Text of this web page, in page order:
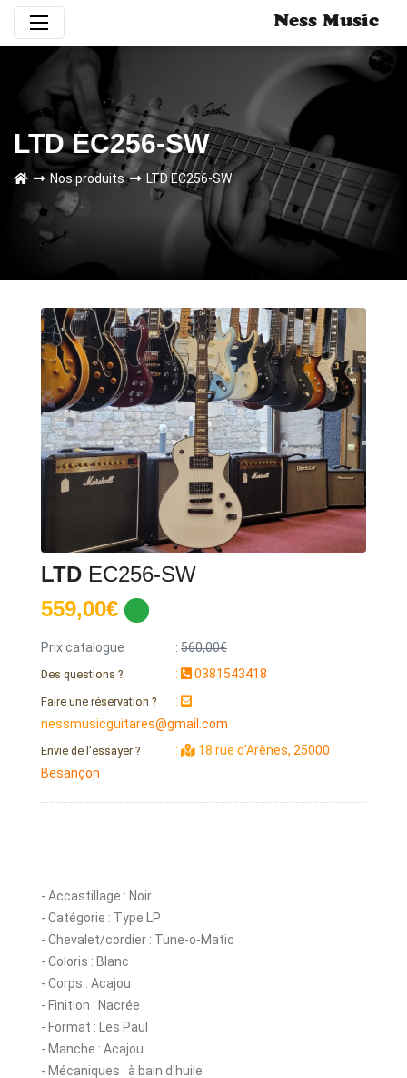
Ness Music
LTD EC256-SW
Nos produits LTD EC256-SW
LTD EC256-SW
559,00€
Prix catalogue : 560,00€
Des questions ? : 0381543418
Faire une réservation ?
:
nessmusicguitares@gmail.com
Envie de l'essayer ? :
18 rue d'Arènes, 25000
Besançon
- Accastillage : Noir
- Catégorie : Type LP
- Chevalet/cordier : Tune-o-Matic
- Coloris : Blanc
- Corps : Acajou
- Finition : Nacrée
- Format : Les Paul
- Manche : Acajou
- Mécaniques : à bain d'huile